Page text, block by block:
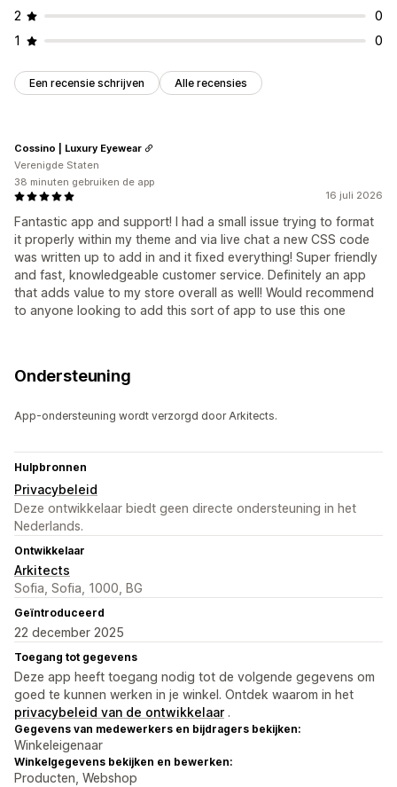
2
0
1
0
Een recensie schrijven Alle recensies
16 juli 2026
Fantastic app and support! I had a small issue trying to format
it properly within my theme and via live chat a new CSS code
was written up to add in and it fixed everything! Super friendly
and fast, knowledgeable customer service. Definitely an app
that adds value to my store overall as well! Would recommend
to anyone looking to add this sort of app to use this one
Cossino | Luxury Eyewear
Verenigde Staten
38 minuten gebruiken de app
Ondersteuning
App-ondersteuning wordt verzorgd door Arkitects.
Hulpbronnen
Privacybeleid
Deze ontwikkelaar biedt geen directe ondersteuning in het
Nederlands.
Ontwikkelaar
Arkitects
Sofia, Sofia, 1000, BG
Geïntroduceerd
22 december 2025
Toegang tot gegevens
Deze app heeft toegang nodig tot de volgende gegevens om
goed te kunnen werken in je winkel. Ontdek waarom in het
privacybeleid van de ontwikkelaar .
Gegevens van medewerkers en bijdragers bekijken:
Winkeleigenaar
Winkelgegevens bekijken en bewerken:
Producten, Webshop